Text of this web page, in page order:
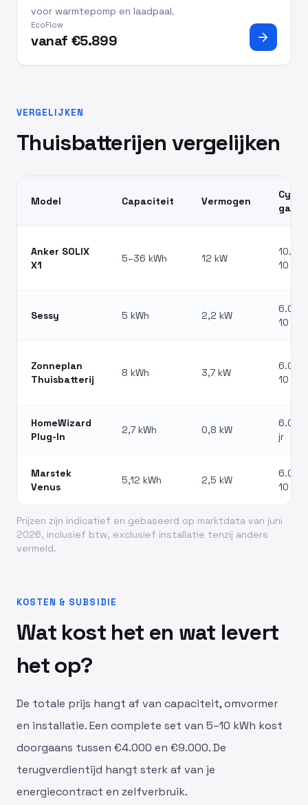
voor warmtepomp en laadpaal.
EcoFlow
vanaf €5.899 arrow_forward
VERGELIJKEN
Thuisbatterijen vergelijken
Model Capaciteit Vermogen
Cycli /
Anker SOLIX
X1
5–36 kWh 12 kW
10 jr
Sessy 5 kWh 2,2 kW
6.000
10 jr
Zonneplan
Thuisbatterij
8 kWh 3,7 kW
6.000
10 jr
HomeWizard
Plug-In
2,7 kWh 0,8 kW
jr
Marstek
Venus
5,12 kWh 2,5 kW
6.000
10 jr
Prijzen zijn indicatief en gebaseerd op marktdata van juni
2026, inclusief btw, exclusief installatie tenzij anders
vermeld.
KOSTEN & SUBSIDIE
Wat kost het en wat levert
het op?
De totale prijs hangt af van capaciteit, omvormer
en installatie. Een complete set van 5–10 kWh kost
doorgaans tussen €4.000 en €9.000. De
terugverdientijd hangt sterk af van je
energiecontract en zelfverbruik.